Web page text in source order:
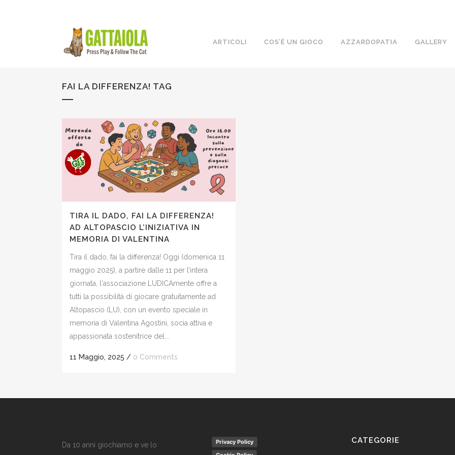
ARTICOLI COS’È UN GIOCO AZZARDOPATIA GALLERY
FAI LA DIFFERENZA! TAG
TIRA IL DADO, FAI LA DIFFERENZA!
AD ALTOPASCIO L’INIZIATIVA IN
MEMORIA DI VALENTINA
Tira il dado, fai la differenza! Oggi (domenica 11
maggio 2025), a partire dalle 11 per l’intera
giornata, l'associazione LUDICAmente offre a
tutti la possibilità di giocare gratuitamente ad
Altopascio (LU), con un evento speciale in
memoria di Valentina Agostini, socia attiva e
appassionata sostenitrice del...
11 Maggio, 2025 / 0 Comments
Da 10 anni giochiamo e ve lo
Privacy Policy
CATEGORIE